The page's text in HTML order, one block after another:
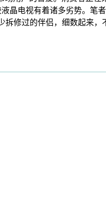
晶电视有着诸多劣势。笔
修过的伴侣，细数起来，